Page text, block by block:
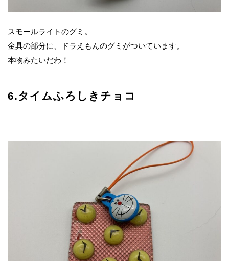
スモールライトのグミ。
金具の部分に、ドラえもんのグミがついています。
本物みたいだわ！
6.タイムふろしきチョコ